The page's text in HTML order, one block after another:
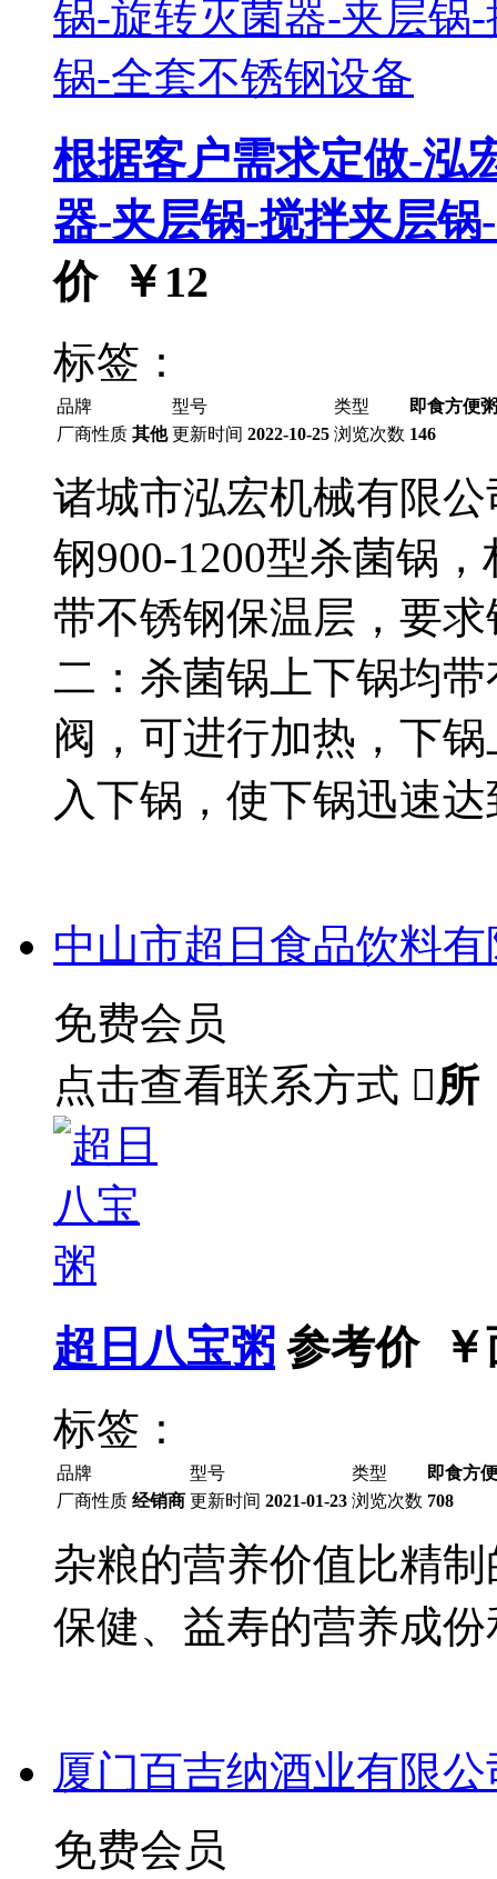
根据客户需求定做-泓
器-夹层锅-搅拌夹层
价 ￥ 12
标签：
品牌 型号 类型
即食方便
厂商性质 其他 更新时间 2022-10-25 浏览次数 146
诸城市泓宏机械有限
钢900-1200型杀菌锅
带不锈钢保温层，要
二：杀菌锅上下锅均
阀，可进行加热，下
入下锅，使下锅迅速
中山市超日食品饮料
免费会员
点击查看联系方式 所
超日八宝粥 参考价 ￥
标签：
品牌 型号 类型
即食方
厂商性质 经销商 更新时间 2021-01-23 浏览次数 708
杂粮的营养价值比精
保健、益寿的营养成
厦门百吉纳酒业有限公
免费会员